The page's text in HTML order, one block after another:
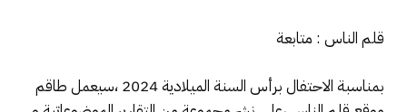
قلم الناس : متابعة
بمناسبة الاحتفال برأس السنة الميلادية 2024 ،سيعمل طاقم